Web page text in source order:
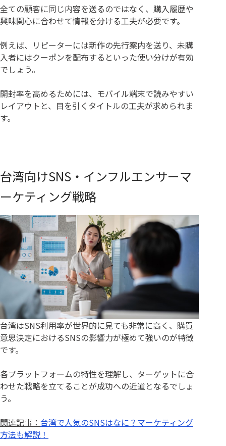
全ての顧客に同じ内容を送るのではなく、購入履歴や
興味関心に合わせて情報を分ける工夫が必要です。
例えば、リピーターには新作の先行案内を送り、未購
入者にはクーポンを配布するといった使い分けが有効
でしょう。
開封率を高めるためには、モバイル端末で読みやすい
レイアウトと、目を引くタイトルの工夫が求められま
す。
台湾向けSNS・インフルエンサーマ
ーケティング戦略
台湾はSNS利用率が世界的に見ても非常に高く、購買
意思決定におけるSNSの影響力が極めて強いのが特徴
です。
各プラットフォームの特性を理解し、ターゲットに合
わせた戦略を立てることが成功への近道となるでしょ
う。
関連記事： 台湾で人気のSNSはなに？マーケティング
方法も解説！